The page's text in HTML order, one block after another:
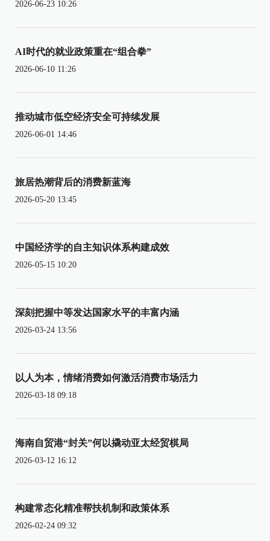
2026-06-23 10:26
AI时代的就业政策重在“组合拳”
2026-06-10 11:26
推动城市低空经济安全可持续发展
2026-06-01 14:46
旅居热潮背后的消费新蓝海
2026-05-20 13:45
中国经济学的自主知识体系构建成效
2026-05-15 10:20
深刻把握中等发达国家水平的丰富内涵
2026-03-24 13:56
以人为本，情绪消费如何激活消费市场活力
2026-03-18 09:18
海南自贸港“封关”何以撬动亚太经贸棋局
2026-03-12 16:12
构建常态化精准帮扶机制和政策体系
2026-02-24 09:32